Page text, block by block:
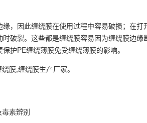
，因此缠绕膜在使用过程中容易破损；在
破裂。这些都是缠绕膜容易因为缠绕膜边
护PE缠绕薄膜免受缠绕薄膜的影响。
膜,缠绕膜生产厂家。
素辨别